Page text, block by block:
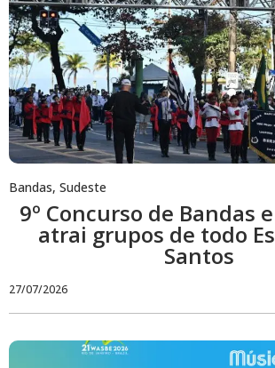
Bandas, Sudeste
9º Concurso de Bandas
atrai grupos de todo
Santos
27/07/2026